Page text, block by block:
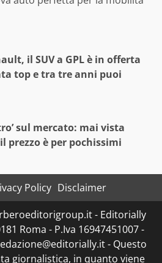
il SUV a GPL è in offerta
top e tra tre anni puoi
sul mercato: mai vista
prezzo è per pochissimi
Policy Disclaimer
- Editorially
Roma - P.Iva 16947451007 -
- Questo
giornalistica, in quanto viene